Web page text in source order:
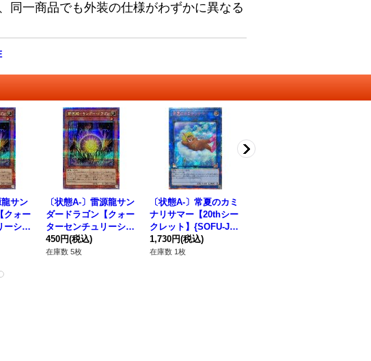
同一商品でも外装の仕様がわずかに異なる
龍サン
クォー
ーシー
JP
》
〔状態A-〕雷源龍サン
ダードラゴン【クォー
ターセンチュリーシー
クレット】{QCCP-JP
169}《モンスター》
450円(税込)
在庫数 5枚
〔状態A-〕常夏のカミ
ナリサマー【20thシー
クレット】{SOFU-JP
049}《リンク》
1,730円(税込)
在庫数 1枚